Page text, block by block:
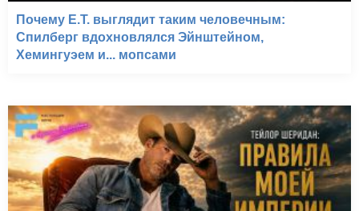
Почему E.T. выглядит таким человечным:
Спилберг вдохновлялся Эйнштейном,
Хемингуэем и... мопсами